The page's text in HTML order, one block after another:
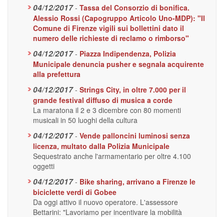
04/12/2017 - Tassa del Consorzio di bonifica.
Alessio Rossi (Capogruppo Articolo Uno-MDP): "Il
Comune di Firenze vigili sui bollettini dato il
numero delle richieste di reclamo o rimborso"
04/12/2017 - Piazza Indipendenza, Polizia
Municipale denuncia pusher e segnala acquirente
alla prefettura
04/12/2017 - Strings City, in oltre 7.000 per il
grande festival diffuso di musica a corde
La maratona il 2 e 3 dicembre con 80 momenti
musicali in 50 luoghi della cultura
04/12/2017 - Vende palloncini luminosi senza
licenza, multato dalla Polizia Municipale
Sequestrato anche l'armamentario per oltre 4.100
oggetti
04/12/2017 - Bike sharing, arrivano a Firenze le
biciclette verdi di Gobee
Da oggi attivo il nuovo operatore. L'assessore
Bettarini: "Lavoriamo per incentivare la mobilità